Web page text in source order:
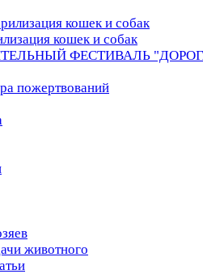
кошек и собак
кошек и собак
ФЕСТИВАЛЬ
пожертвований
животного